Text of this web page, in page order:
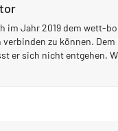
im Jahr 2019 dem wett-
zu können.
er sich nicht entgehen.